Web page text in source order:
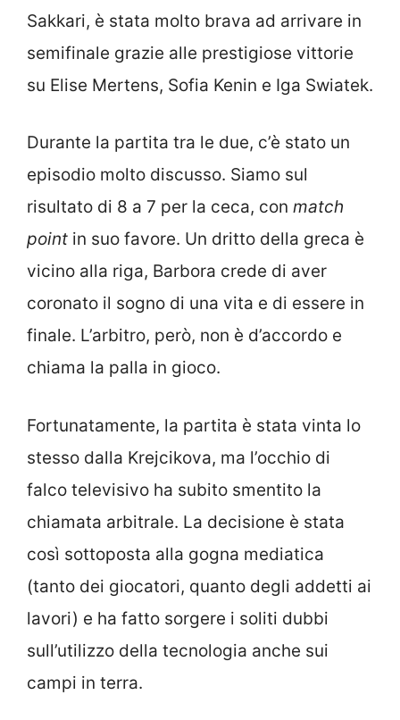
Sakkari, è stata molto brava ad arrivare in
semifinale grazie alle prestigiose vittorie
su Elise Mertens, Sofia Kenin e Iga Swiatek.
Durante la partita tra le due, c’è stato un
episodio molto discusso. Siamo sul
risultato di 8 a 7 per la ceca, con match
point in suo favore. Un dritto della greca è
vicino alla riga, Barbora crede di aver
coronato il sogno di una vita e di essere in
finale. L’arbitro, però, non è d’accordo e
chiama la palla in gioco.
Fortunatamente, la partita è stata vinta lo
stesso dalla Krejcikova, ma l’occhio di
falco televisivo ha subito smentito la
chiamata arbitrale. La decisione è stata
così sottoposta alla gogna mediatica
(tanto dei giocatori, quanto degli addetti ai
lavori) e ha fatto sorgere i soliti dubbi
sull’utilizzo della tecnologia anche sui
campi in terra.